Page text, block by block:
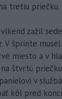
tretiu priečku.
zažil
V šprinte
miesto a v
štvrtú
v
kôl pred